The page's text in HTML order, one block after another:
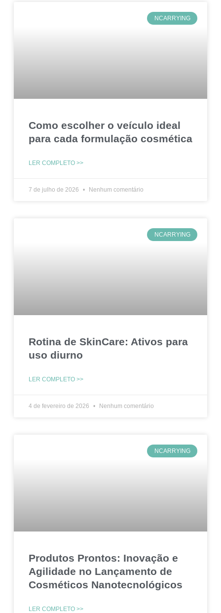
NCARRYING
Como escolher o veículo ideal
para cada formulação cosmética
LER COMPLETO >>
7 de julho de 2026 Nenhum comentário
NCARRYING
Rotina de SkinCare: Ativos para
uso diurno
LER COMPLETO >>
4 de fevereiro de 2026 Nenhum comentário
NCARRYING
Produtos Prontos: Inovação e
Agilidade no Lançamento de
Cosméticos Nanotecnológicos
LER COMPLETO >>